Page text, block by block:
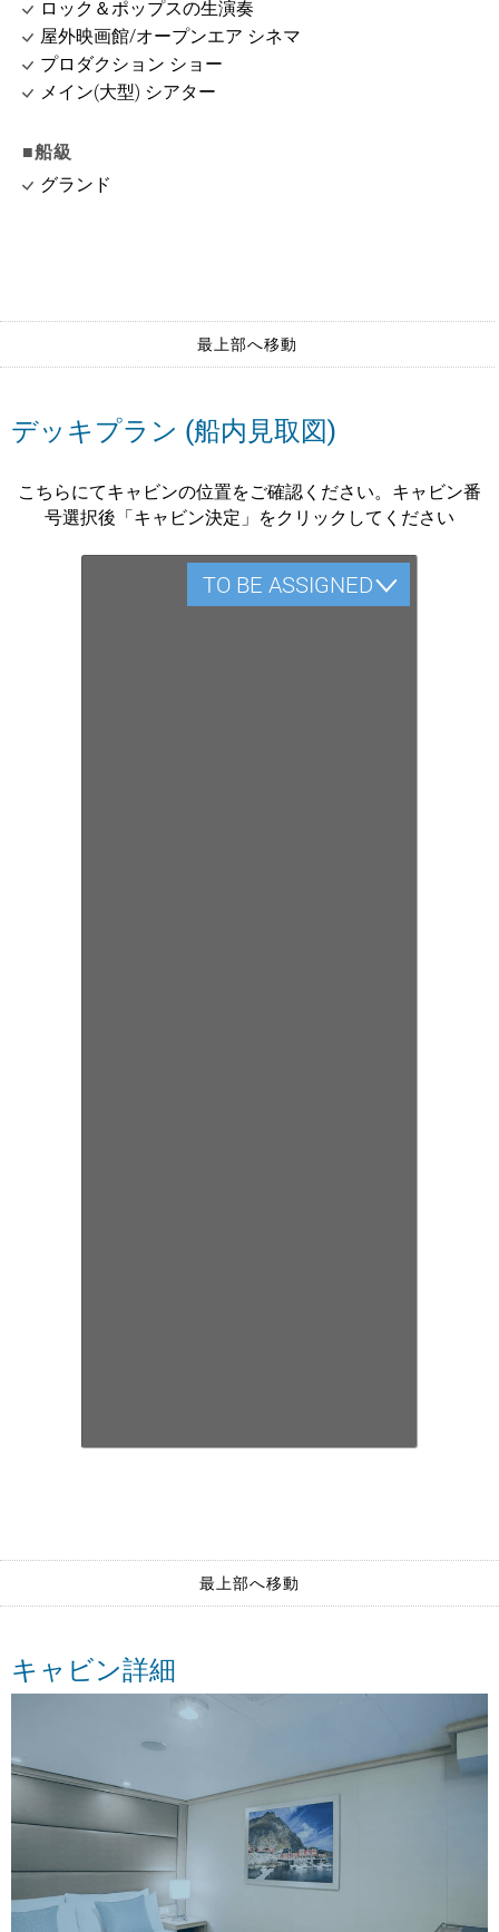
ロック＆ポップスの生演奏
屋外映画館/オープンエア シネマ
プロダクション ショー
メイン(大型) シアター
■船級
グランド
最上部へ移動
デッキプラン (船内見取図)
こちらにてキャビンの位置をご確認ください。キャビン番
号選択後「キャビン決定」をクリックしてください
最上部へ移動
キャビン詳細